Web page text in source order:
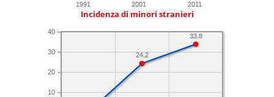
1991 2001 2011
Incidenza di minori stranieri
10
20
30
40
33.8
24.2